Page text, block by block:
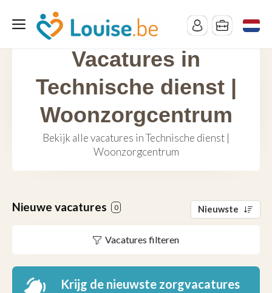
Vacatures in
Technische dienst |
Woonzorgcentrum
Bekijk alle vacatures in Technische dienst |
Woonzorgcentrum
Nieuwe vacatures 0 Nieuwste
Vacatures filteren
Krijg de nieuwste zorgvacatures